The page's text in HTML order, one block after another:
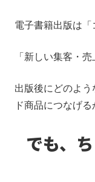
電子書籍出版は「
「新しい集客・
出版後にどのよ
ド商品につなげ
でも、